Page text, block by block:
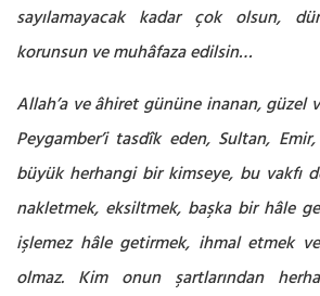
sayılamayacak kadar çok olsun,
korunsun ve muhâfaza edilsin…
Allah’a ve âhiret gününe inanan, güzel
Peygamber’i tasdîk eden, Sultan,
büyük herhangi bir kimseye, bu vakfı
nakletmek, eksiltmek, başka bir hâle
işlemez hâle getirmek, ihmal etmek
olmaz. Kim onun şartlarından